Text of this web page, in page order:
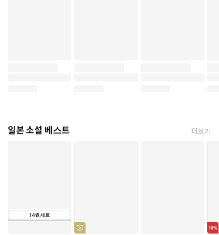
된 문장이 지금에도 여전히 유효한 문학적 가치를 지님을 스스로 입
증해 보이고 있다.
일본 소설 베스트 더보기
14권세트